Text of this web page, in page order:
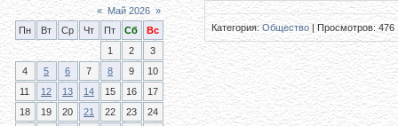
« Май 2026 »
Пн
Вт Ср Чт Пт Сб
Вс
1
2
3
4
5 6 7 8 9
10
11
12 13 14 15 16
17
18
19 20 21 22 23
24
Категория:Общество|Просмотров: